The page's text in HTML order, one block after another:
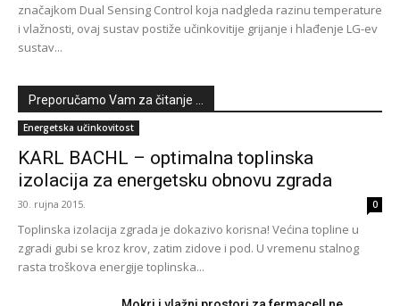
značajkom Dual Sensing Control koja nadgleda razinu temperature
i vlažnosti, ovaj sustav postiže učinkovitije grijanje i hlađenje LG-ev
sustav...
Preporučamo Vam za čitanje ...
Energetska učinkovitost
KARL BACHL – optimalna toplinska
izolacija za energetsku obnovu zgrada
30. rujna 2015. 0
Toplinska izolacija zgrada je dokazivo korisna! Većina topline u
zgradi gubi se kroz krov, zatim zidove i pod. U vremenu stalnog
rasta troškova energije toplinska...